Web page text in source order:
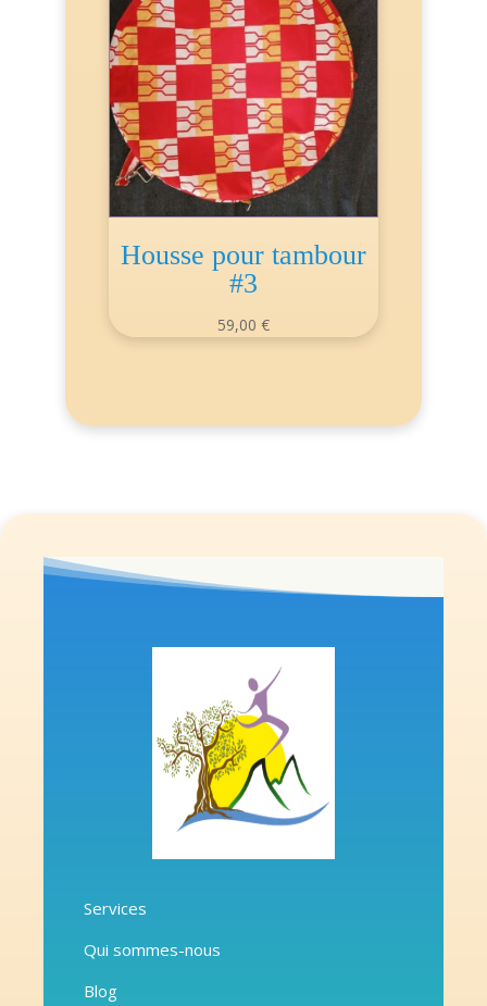
Housse pour tambour
#3
59,00 €
Services
Qui sommes-nous
Blog